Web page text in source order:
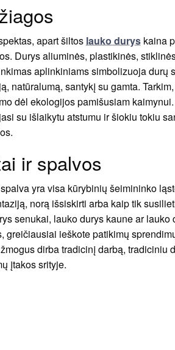
apart šiltos lauko durys kaina
Durys aliuminės, plastikinės,
aplinkiniams simbolizuoja durų
natūralumą, santykį su gamta.
dėl ekologijos pamišusiam
su išlaikytu atstumu ir šiokiu tokiu
ir spalvos
yra visa kūrybinių šeimininko
norą išsiskirti arba kaip tik
senukai, lauko durys kaune ar
greičiausiai ieškote patikimų
dirba tradicinį darbą,
įtakos srityje.